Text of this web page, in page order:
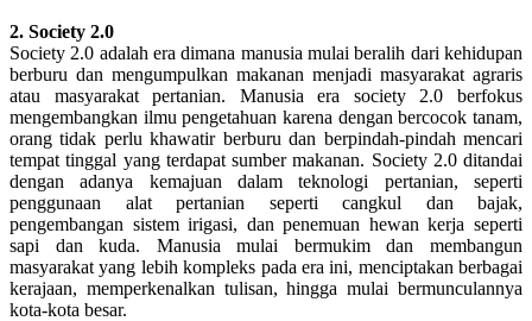
2. Society 2.0
Society 2.0 adalah era dimana manusia mulai beralih dari kehidupan
berburu dan mengumpulkan makanan menjadi masyarakat agraris
atau masyarakat pertanian. Manusia era society 2.0 berfokus
mengembangkan ilmu pengetahuan karena dengan bercocok tanam,
orang tidak perlu khawatir berburu dan berpindah-pindah mencari
tempat tinggal yang terdapat sumber makanan. Society 2.0 ditandai
dengan adanya kemajuan dalam teknologi pertanian, seperti
penggunaan alat pertanian seperti cangkul dan bajak,
pengembangan sistem irigasi, dan penemuan hewan kerja seperti
sapi dan kuda. Manusia mulai bermukim dan membangun
masyarakat yang lebih kompleks pada era ini, menciptakan berbagai
kerajaan, memperkenalkan tulisan, hingga mulai bermunculannya
kota-kota besar.